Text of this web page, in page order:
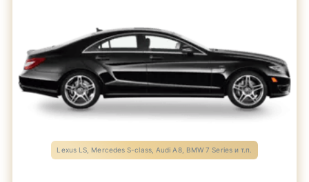
Lexus LS, Mercedes S-class, Audi A8, BMW 7 Series и т.п.